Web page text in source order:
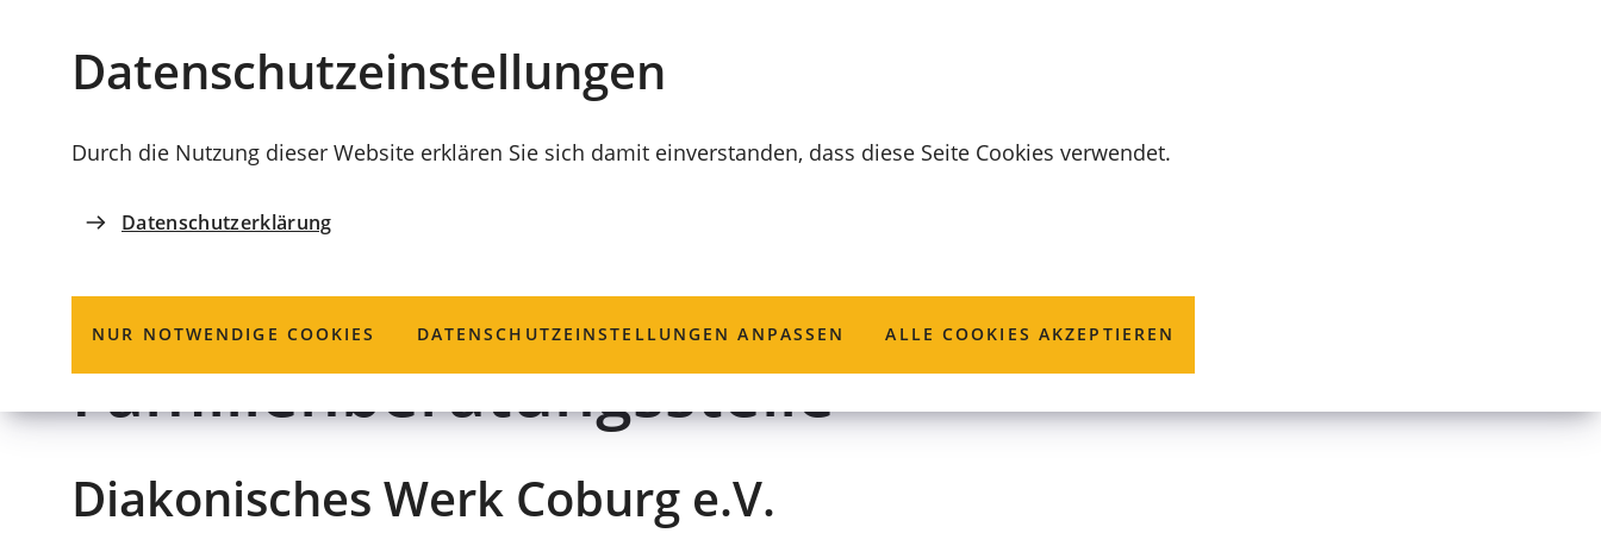
Datenschutz­einstellungen
Durch die Nutzung dieser Website erklären Sie sich damit einverstanden, dass diese Seite Cookies verwendet.
Datenschutzerklärung
NUR NOTWENDIGE COOKIES DATENSCHUTZ­EINSTELLUNGEN ANPASSEN ALLE COOKIES AKZEPTIEREN
Coburg
DIAKONISCHES WERK COBURG E.V.
Erziehungs-, Jugend- und
Familienberatungsstelle
Diakonisches Werk Coburg e.V.